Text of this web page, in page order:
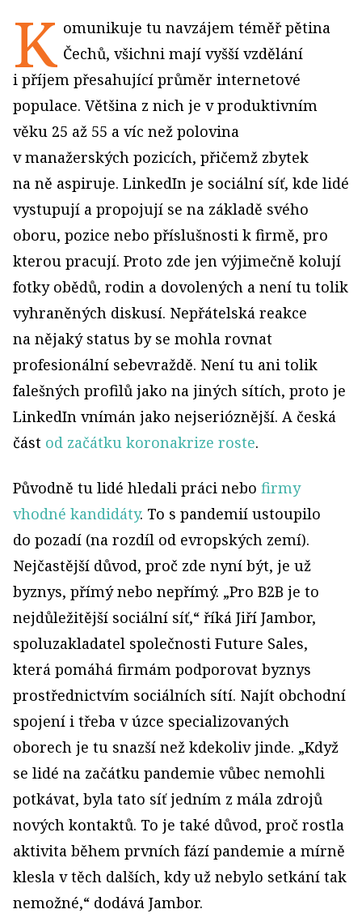
K omunikuje tu navzájem téměř pětina
Čechů, všichni mají vyšší vzdělání
i příjem přesahující průměr internetové
populace. Většina z nich je v produktivním
věku 25 až 55 a víc než polovina
v manažerských pozicích, přičemž zbytek
na ně aspiruje. LinkedIn je sociální síť, kde lidé
vystupují a propojují se na základě svého
oboru, pozice nebo příslušnosti k firmě, pro
kterou pracují. Proto zde jen výjimečně kolují
fotky obědů, rodin a dovolených a není tu tolik
vyhraněných diskusí. Nepřátelská reakce
na nějaký status by se mohla rovnat
profesionální sebevraždě. Není tu ani tolik
falešných profilů jako na jiných sítích, proto je
LinkedIn vnímán jako nejserióznější. A česká
část od začátku koronakrize roste.
Původně tu lidé hledali práci nebo firmy
vhodné kandidáty. To s pandemií ustoupilo
do pozadí (na rozdíl od evropských zemí).
Nejčastější důvod, proč zde nyní být, je už
byznys, přímý nebo nepřímý. „Pro B2B je to
nejdůležitější sociální síť,“ říká Jiří Jambor,
spoluzakladatel společnosti Future Sales,
která pomáhá firmám podporovat byznys
prostřednictvím sociálních sítí. Najít obchodní
spojení i třeba v úzce specializovaných
oborech je tu snazší než kdekoliv jinde. „Když
se lidé na začátku pandemie vůbec nemohli
potkávat, byla tato síť jedním z mála zdrojů
nových kontaktů. To je také důvod, proč rostla
aktivita během prvních fází pandemie a mírně
klesla v těch dalších, kdy už nebylo setkání tak
nemožné,“ dodává Jambor.